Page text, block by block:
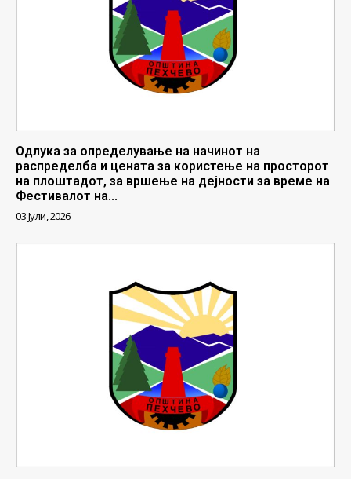
Одлука за определување на начинот на
распределба и цената за користење на просторот
на плоштадот, за вршење на дејности за време на
Фестивалот на...
03 Јули, 2026